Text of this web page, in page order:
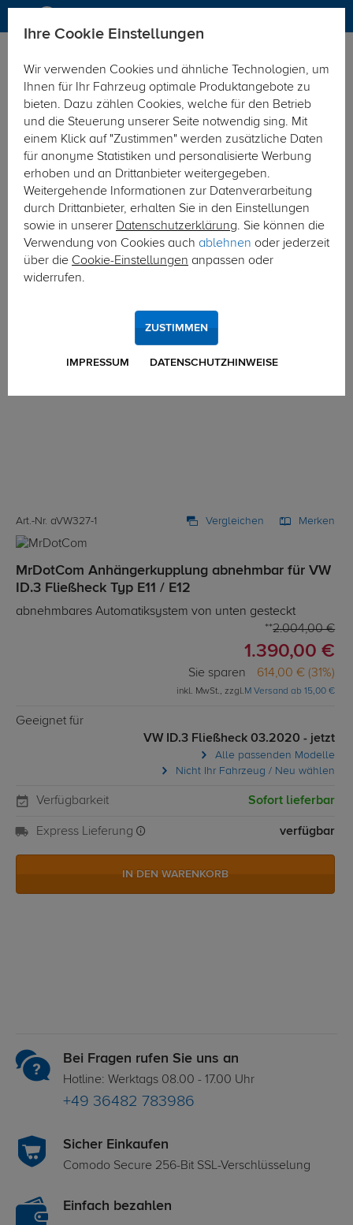
Hier geht's zur Fahrzeugübersicht: VW ID.3 Fließheck
Art.-Nr. aVW327-1 Vergleichen Merken
MrDotCom Anhängerkupplung abnehmbar für VW
ID.3 Fließheck Typ E11 / E12
abnehmbares Automatiksystem von unten gesteckt
2.004,00 €
1.390,00 €
Sie sparen 614,00 € (31%)
inkl. MwSt., zzgl.M Versand ab 15,00 €
Geeignet für
VW ID.3 Fließheck 03.2020 - jetzt
Alle passenden Modelle
Nicht Ihr Fahrzeug / Neu wählen
Verfügbarkeit Sofort lieferbar
Express Lieferung verfügbar
IN DEN WARENKORB
Bei Fragen rufen Sie uns an
Hotline: Werktags 08.00 - 17.00 Uhr
+49 36482 783986
Sicher Einkaufen
Comodo Secure 256-Bit SSL-Verschlüsselung
Einfach bezahlen
Ihre Cookie Einstellungen
Wir verwenden Cookies und ähnliche Technologien, um
Ihnen für Ihr Fahrzeug optimale Produktangebote zu
bieten. Dazu zählen Cookies, welche für den Betrieb
und die Steuerung unserer Seite notwendig sing. Mit
einem Klick auf "Zustimmen" werden zusätzliche Daten
für anonyme Statistiken und personalisierte Werbung
erhoben und an Drittanbieter weitergegeben.
Weitergehende Informationen zur Datenverarbeitung
durch Drittanbieter, erhalten Sie in den Einstellungen
sowie in unserer Datenschutzerklärung. Sie können die
Verwendung von Cookies auch ablehnen oder jederzeit
über die Cookie-Einstellungen anpassen oder
widerrufen.
IMPRESSUM DATENSCHUTZHINWEISE
ZUSTIMMEN